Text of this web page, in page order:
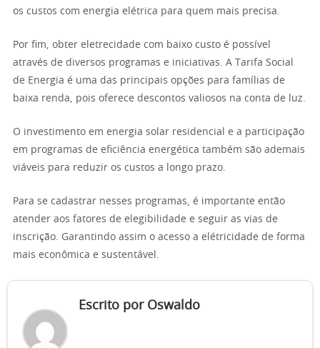
os custos com energia elétrica para quem mais precisa.
Por fim, obter eletrecidade com baixo custo é possível
através de diversos programas e iniciativas. A Tarifa Social
de Energia é uma das principais opções para famílias de
baixa renda, pois oferece descontos valiosos na conta de luz.
O investimento em energia solar residencial e a participação
em programas de eficiência energética também são ademais
viáveis para reduzir os custos a longo prazo.
Para se cadastrar nesses programas, é importante então
atender aos fatores de elegibilidade e seguir as vias de
inscrição. Garantindo assim o acesso a elétricidade de forma
mais econômica e sustentável.
Escrito por Oswaldo